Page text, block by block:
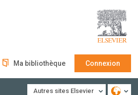
Ma bibliothèque Connexion
Autres sites Elsevier